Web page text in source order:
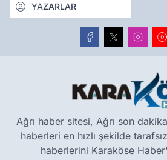
YAZARLAR
Ağrı haber sitesi, Ağrı son
haberleri en hızlı şekilde
haberlerini Karaköse